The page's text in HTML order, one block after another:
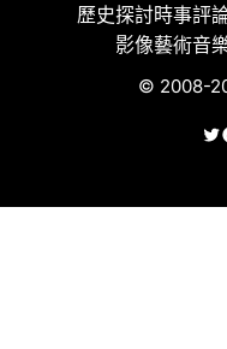
歷史探討時事評
影像藝術音
© 2008-
X